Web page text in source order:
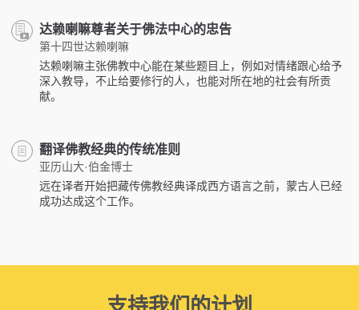
达赖喇嘛尊者关于佛法中心的忠告
第十四世达赖喇嘛
达赖喇嘛主张佛教中心能在某些题目上，例如对情绪跟心给予
深入教导，不止给要修行的人，也能对所在地的社会有所贡
献。
翻译佛教经典的传统准则
亚历山大·伯金博士
远在译者开始把藏传佛教经典译成西方语言之前，蒙古人已经
成功达成这个工作。